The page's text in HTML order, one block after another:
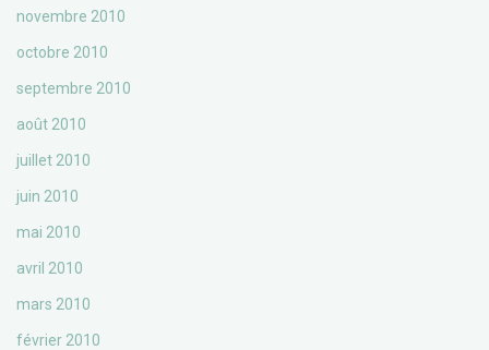
novembre 2010
octobre 2010
septembre 2010
août 2010
juillet 2010
juin 2010
mai 2010
avril 2010
mars 2010
février 2010